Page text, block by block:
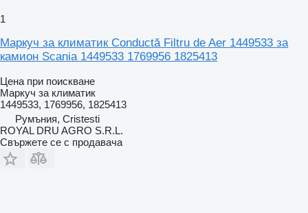
1
Маркуч за климатик Conductă Filtru de Aer 1449533 за
камион Scania 1449533 1769956 1825413
Цена при поискване
Маркуч за климатик
1449533, 1769956, 1825413
Румъния, Cristesti
ROYAL DRU AGRO S.R.L.
Свържете се с продавача